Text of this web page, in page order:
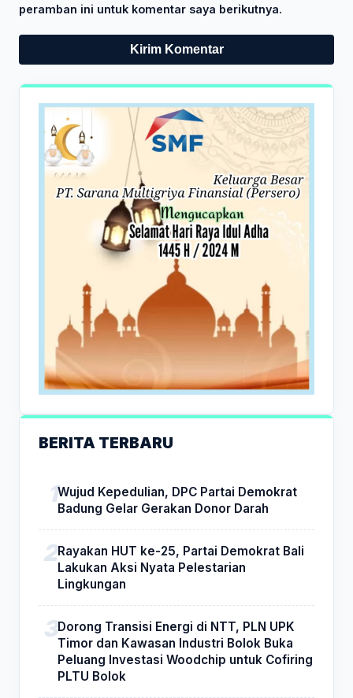
peramban ini untuk komentar saya berikutnya.
BERITA TERBARU
Wujud Kepedulian, DPC Partai Demokrat
Badung Gelar Gerakan Donor Darah
Rayakan HUT ke-25, Partai Demokrat Bali
Lakukan Aksi Nyata Pelestarian
Lingkungan
Dorong Transisi Energi di NTT, PLN UPK
Timor dan Kawasan Industri Bolok Buka
Peluang Investasi Woodchip untuk Cofiring
PLTU Bolok